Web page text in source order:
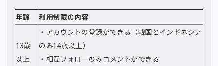
年齢 利用制限の内容
13歳
以上
・アカウントの登録ができる（韓国とインドネシア
のみ14歳以上）
・相互フォローのみコメントができる